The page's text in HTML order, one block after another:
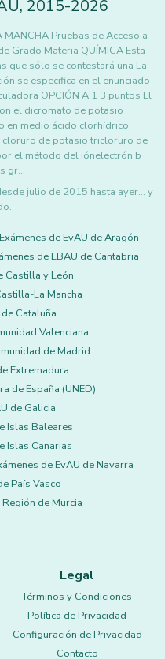
, 2015-2026
MANCHA Pruebas de Acceso a
Grado Materia QUÍMICA Esta
que sólo se contestará una La
se especifica en el enunciado
OPCIÓN A 1 3 puntos El
el dicromato de potasio
en medio ácido clorhídrico
de potasio tricloruro de
el método del iónelectrón b
gr…
julio de 2015 hasta ayer... y
Exámenes de EvAU de Aragón
de EBAU de Cantabria
Castilla y León
La Mancha
Cataluña
Valenciana
de Madrid
Extremadura
de España (UNED)
de Galicia
Islas Baleares
Islas Canarias
de EvAU de Navarra
País Vasco
de Murcia
Legal
Términos y Condiciones
Política de Privacidad
Configuración de Privacidad
Contacto